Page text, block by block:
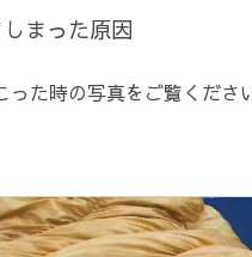
まった原因
った時の写真をご覧くださ